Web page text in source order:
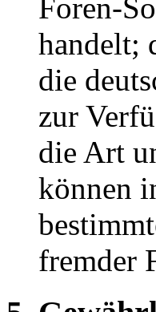
Foren-
handelt;
die
zur
die Art
können
fremder